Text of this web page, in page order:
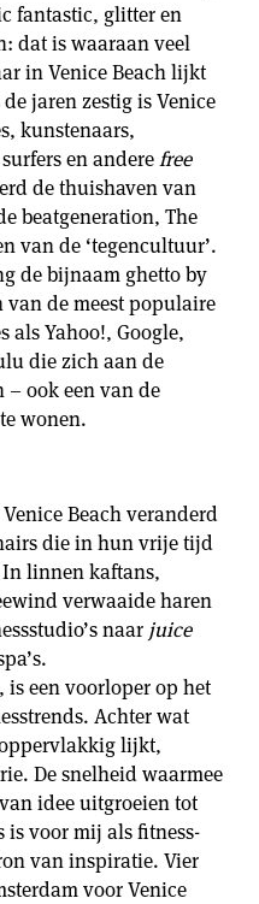
fantastic, glitter en
dat is waaraan veel
in Venice Beach lijkt
jaren zestig is Venice
kunstenaars,
en anderefree
de thuishaven van
beatgeneration, The
van de ‘tegencultuur’.
de bijnaam ghetto by
van de meest populaire
als Yahoo!, Google,
die zich aan de
– ook een van de
wonen.
Beach veranderd
die in hun vrije tijd
linnen kaftans,
verwaaide haren
naar juice
is een voorloper op het
Achter wat
lijkt,
De snelheid waarmee
idee uitgroeien tot
is voor mij als fitness-
van inspiratie. Vier
voor Venice